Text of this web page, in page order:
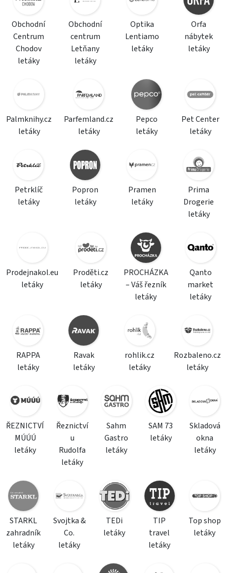
Obchodní
Centrum
Chodov
letáky
Obchodní
centrum
Letňany
letáky
Optika
Lentiamo
letáky
Orfa
nábytek
letáky
Palmknihy.cz
letáky
Parfemland.cz
letáky
Pepco
letáky
Pet Center
letáky
Petrklíč
letáky
Popron
letáky
Pramen
letáky
Prima
Drogerie
letáky
Prodejnakol.eu
letáky
Proděti.cz
letáky
PROCHÁZKA
– Váš řezník
letáky
Qanto
market
letáky
RAPPA
letáky
Ravak
letáky
rohlik.cz
letáky
Rozbaleno.cz
letáky
ŘEZNICTVÍ
MÚÚÚ
letáky
Řeznictví
u
Rudolfa
letáky
Sahm
Gastro
letáky
SAM 73
letáky
Skladová
okna
letáky
STARKL
zahradník
letáky
Svojtka &
Co.
letáky
TEDi
letáky
TIP
travel
letáky
Top shop
letáky